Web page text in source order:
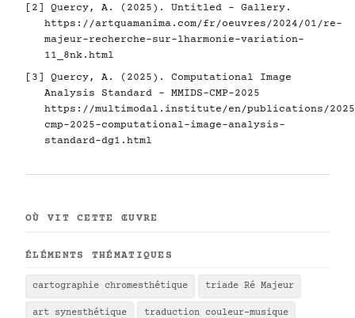
[2] Quercy, A. (2025). Untitled - Gallery.
https://artquamanima.com/fr/oeuvres/2024/01/re-
majeur-recherche-sur-lharmonie-variation-
11_8nk.html
[3] Quercy, A. (2025). Computational Image
Analysis Standard - MMIDS-CMP-2025
https://multimodal.institute/en/publications/2025/
cmp-2025-computational-image-analysis-
standard-dg1.html
OÙ VIT CETTE ŒUVRE
ÉLÉMENTS THÉMATIQUES
cartographie chromesthétique triade Ré Majeur
art synesthétique traduction couleur-musique